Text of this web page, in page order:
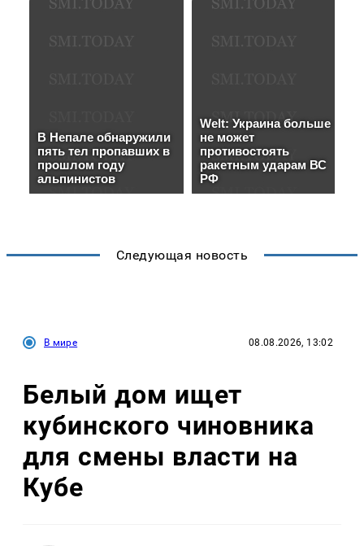
Следующая новость
В мире 08.08.2026, 13:02
Белый дом ищет
кубинского чиновника
для смены власти на
Кубе